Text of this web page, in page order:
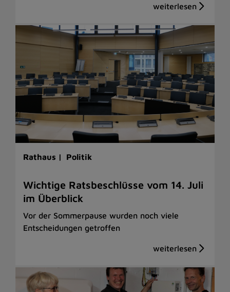
Rathaus | Politik
Wichtige Ratsbeschlüsse vom 14. Juli
im Überblick
Vor der Sommerpause wurden noch viele
Entscheidungen getroffen